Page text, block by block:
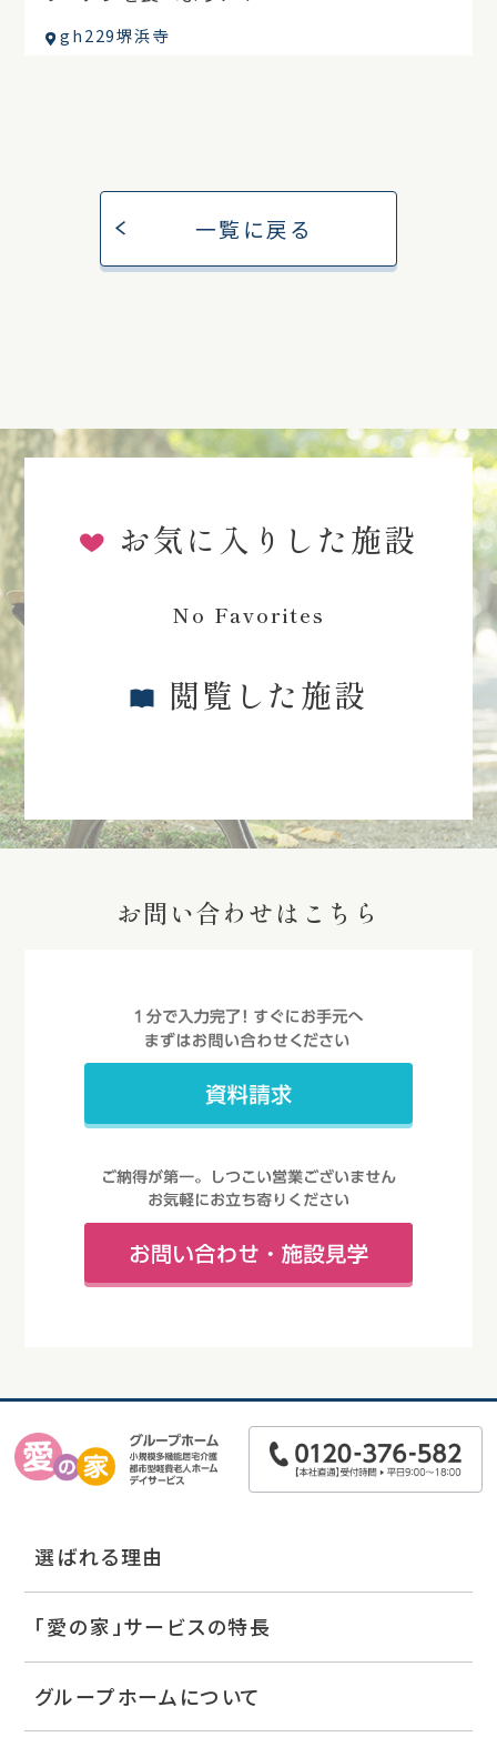
gh229堺浜寺
一覧に戻る
お気に入りした施設
No Favorites
閲覧した施設
お問い合わせはこちら
選ばれる理由
「愛の家」サービスの特長
グループホームについて